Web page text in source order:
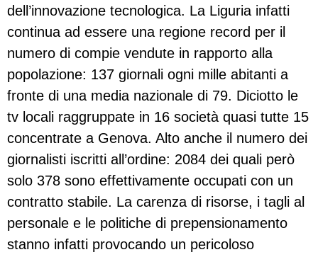
dell’innovazione tecnologica. La Liguria infatti
continua ad essere una regione record per il
numero di compie vendute in rapporto alla
popolazione: 137 giornali ogni mille abitanti a
fronte di una media nazionale di 79. Diciotto le
tv locali raggruppate in 16 società quasi tutte 15
concentrate a Genova. Alto anche il numero dei
giornalisti iscritti all’ordine: 2084 dei quali però
solo 378 sono effettivamente occupati con un
contratto stabile. La carenza di risorse, i tagli al
personale e le politiche di prepensionamento
stanno infatti provocando un pericoloso